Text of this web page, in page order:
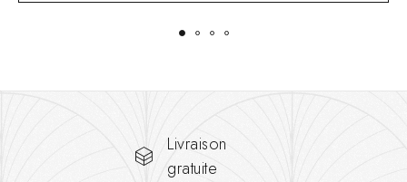
Livraison
gratuite